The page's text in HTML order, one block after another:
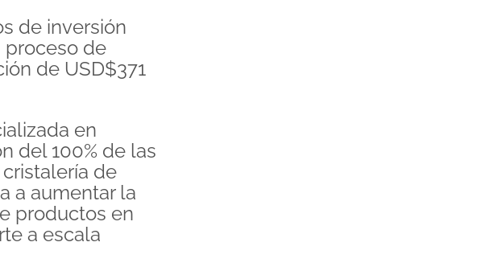
de inversión
proceso de
de USD$371
en
del 100% de las
de
a aumentar la
productos en
a escala